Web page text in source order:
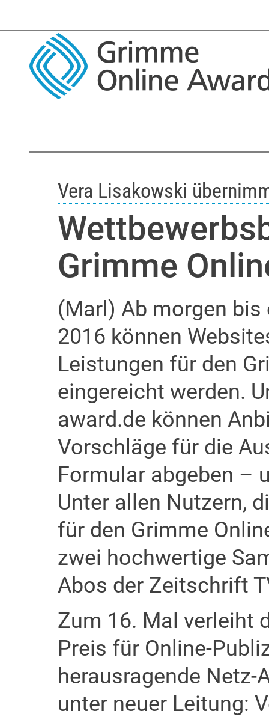
Vera Lisakowski
Grimme
(Marl) Ab morgen
2016 können
Leistungen für den
eingereicht werden.
award.de können
Vorschläge für die
Formular abgeben –
Unter allen Nutzern,
für den Grimme
zwei hochwertige
Abos der Zeitschrift
Zum 16. Mal verleiht
Preis für Online-
herausragende
unter neuer Leitung: